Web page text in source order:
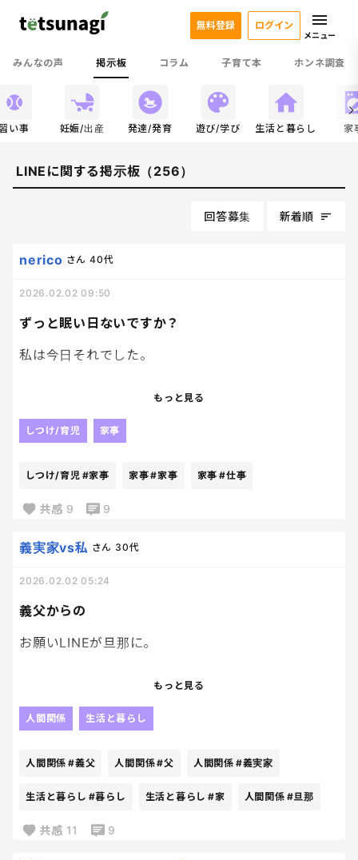
みんなの声 掲示板 コラム 子育て本 ホンネ調査
無料登録 ログイン
メニュー
い事 妊娠/出産 発達/発育 遊び/学び 生活と暮らし 家
LINEに関する掲示板（256）
回答募集 新着順
ずっと眠い日ないですか？
nerico さん 40代
2026.02.02 09:50
私は今日それでした。
仕事中も寝そうになり、必死に眠気覚ましのツボを
やばすぎて、たぶん白目になってた。
帰ってきて、家事やったら、意識を失った😇
ソファで1時間半くらい爆睡していたらしい。
起きたら、子ども達が
ボーっとして気力もなかったし、旦那から夕飯いら
もっと見る
しつけ/育児 家事
しつけ/育児 #家事 家事#家事 家事 #仕事
共感 9 9
義父からの
義実家vs私 さん 30代
2026.02.02 05:24
お願いLINEが旦那に。
新居に入居する前に、盛り塩してほしいと。
してきたらしい。
それを見せられたんだけど、これ以上できないだろう
ら、なんでそのお願いを受け入れるんだろう。
もっと見る
人間関係 生活と暮らし
人間関係 #義父 人間関係#父 人間関係 #義実家
生活と暮らし #暮らし 生活と暮らし #家 人間関係 #旦那
共感 11 9